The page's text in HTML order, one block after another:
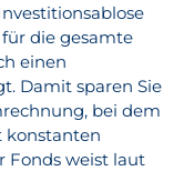
die gesamte
einen
Damit sparen Sie
bei dem
konstanten
Fonds weist laut